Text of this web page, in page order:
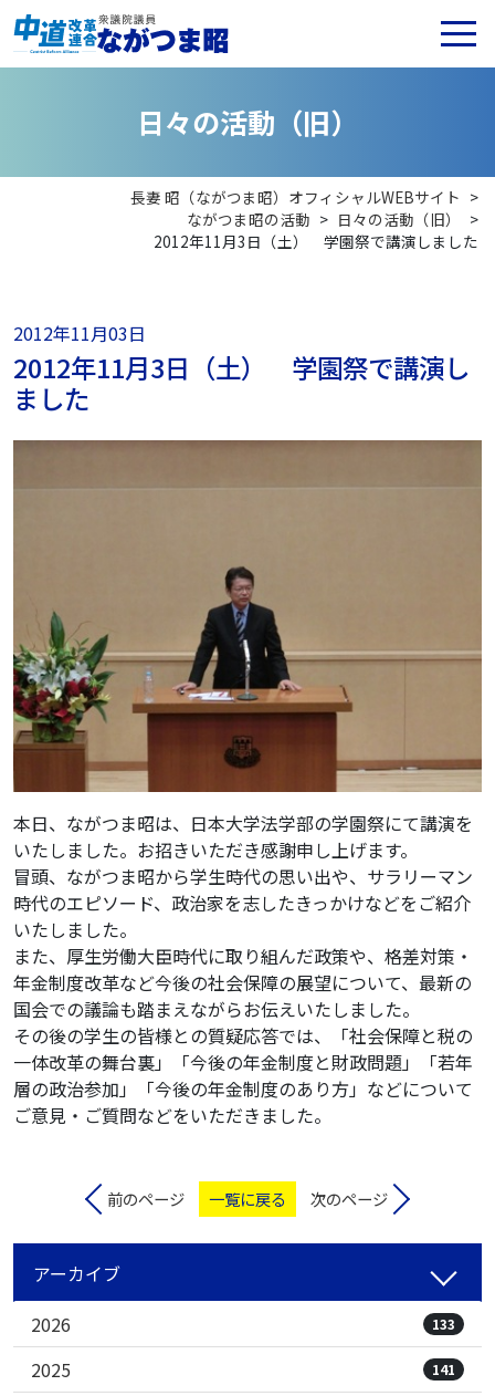
日々の活動 （旧）
長妻 昭（ながつま昭）オフィシャルWEBサイト >
ながつま昭の活動 > 日々の活動（旧）
>
2012年11月3日（土） 学園祭で講演しました
2012年11月03日
2012年11月3日（土） 学園祭で講演し
ました
本日、ながつま昭は、日本大学法学部の学園祭にて講演を
いたしました。お招きいただき感謝申し上げます。
冒頭、ながつま昭から学生時代の思い出や、サラリーマン
時代のエピソード、政治家を志したきっかけなどをご紹介
いたしました。
また、厚生労働大臣時代に取り組んだ政策や、格差対策・
年金制度改革など今後の社会保障の展望について、最新の
国会での議論も踏まえながらお伝えいたしました。
その後の学生の皆様との質疑応答では、「社会保障と税の
一体改革の舞台裏」「今後の年金制度と財政問題」「若年
層の政治参加」「今後の年金制度のあり方」などについて
ご意見・ご質問などをいただきました。
前のページ 一覧に戻る 次のページ
アーカイブ
2026
133
2025 141